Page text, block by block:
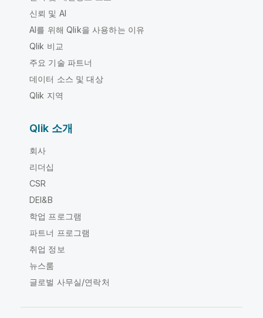
신뢰 및 AI
AI를 위해 Qlik을 사용하는 이유
Qlik 비교
주요 기술 파트너
데이터 소스 및 대상
Qlik 지역
Qlik 소개
회사
리더십
CSR
DEI&B
학업 프로그램
파트너 프로그램
취업 정보
뉴스룸
글로벌 사무실/연락처